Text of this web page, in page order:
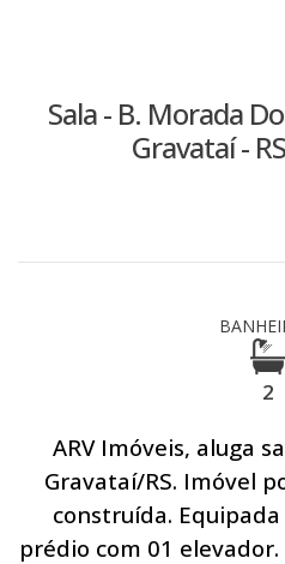
Sala - B. Morada
Gravataí - RS
2
ARV Imóveis, aluga
Gravataí/RS. Imóvel
construída.
prédio com 01